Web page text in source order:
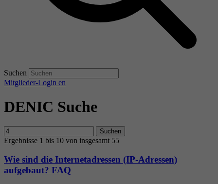
Suchen
Mitglieder-Login en
DENIC Suche
Suchen
Ergebnisse 1 bis 10 von insgesamt 55
Wie sind die Internetadressen (IP-Adressen)
aufgebaut? FAQ